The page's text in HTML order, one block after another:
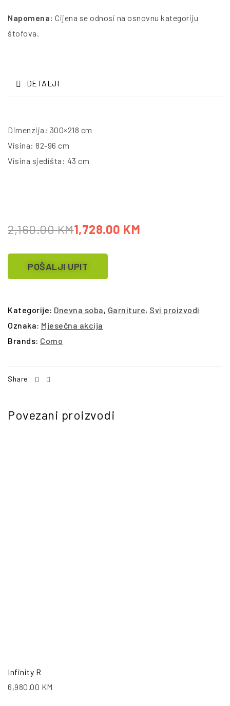
Napomena: Cijena se odnosi na osnovnu kategoriju
štofova.
DETALJI
Dimenzija: 300×218 cm
Visina: 82-96 cm
Visina sjedišta: 43 cm
2,160.00KM1,728.00 KM
POŠALJI UPIT
Kategorije: Dnevna soba, Garniture, Svi proizvodi
Oznaka: Mjesečna akcija
Brands: Como
Share: Facebook
Povezani proizvodi
Infinity R
6,980.00 KM